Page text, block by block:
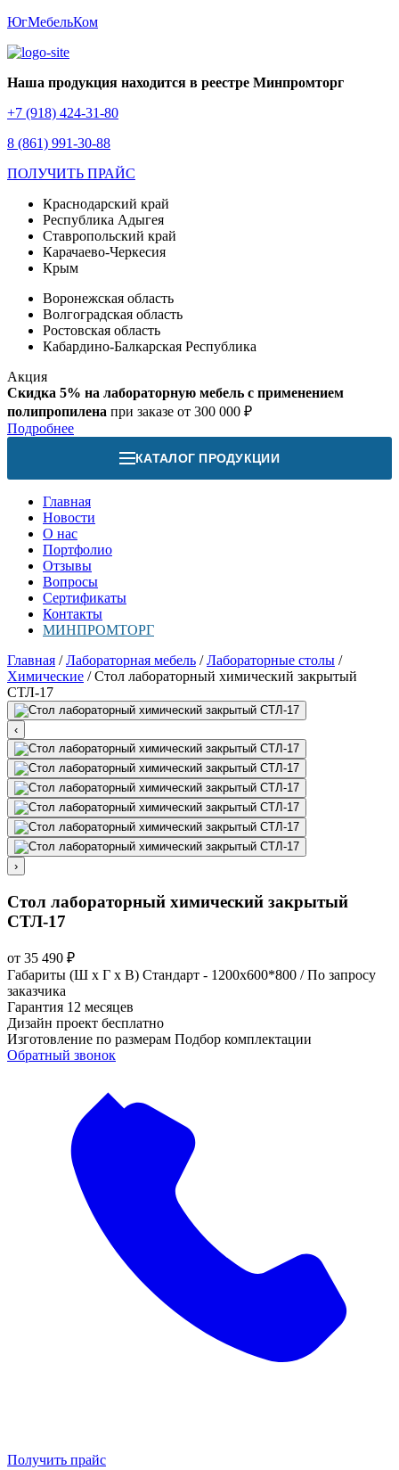
ЮгМебельКом
Наша продукция находится в реестре Минпромторг
+7 (918) 424-31-80
8 (861) 991-30-88
ПОЛУЧИТЬ ПРАЙС
Краснодарский край
Республика Адыгея
Ставропольский край
Карачаево-Черкесия
Крым
Воронежская область
Волгоградская область
Ростовская область
Кабардино-Балкарская Республика
Акция
Скидка 5% на лабораторную мебель с применением
полипропилена при заказе от 300 000 ₽
Подробнее
КАТАЛОГ ПРОДУКЦИИ
Главная
Новости
О нас
Портфолио
Отзывы
Вопросы
Сертификаты
Контакты
МИНПРОМТОРГ
Главная / Лабораторная мебель / Лабораторные столы /
Химические / Стол лабораторный химический закрытый
СТЛ-17
‹
›
Стол лабораторный химический закрытый
СТЛ-17
от 35 490 ₽
Габариты (Ш х Г х В) Стандарт - 1200х600*800 / По запросу
заказчика
Гарантия 12 месяцев
Дизайн проект бесплатно
Изготовление по размерам Подбор комплектации
Обратный звонок
Получить прайс